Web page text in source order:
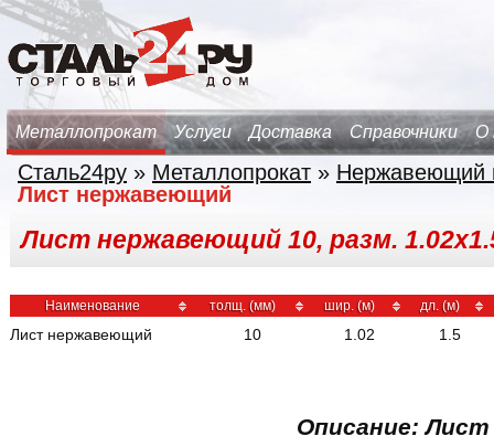
Металлопрокат Услуги Доставка Справочники О
Сталь24ру » Металлопрокат » Нержавеющий
Лист нержавеющий
Лист нержавеющий 10, разм.
Наименование толщ. (мм) шир. (м) дл. (м)
Лист нержавеющий 10 1.02 1.5
Описание: